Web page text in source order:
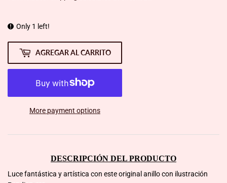
Only 1 left!
AGREGAR AL CARRITO
More payment options
DESCRIPCIÓN DEL PRODUCTO
Luce fantástica y artística con este original anillo con ilustración